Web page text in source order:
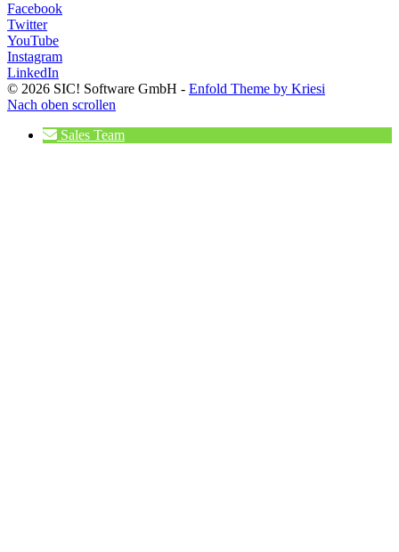
Facebook
Twitter
YouTube
Instagram
LinkedIn
© 2026 SIC! Software GmbH - Enfold Theme by Kriesi
Nach oben scrollen
Sales Team